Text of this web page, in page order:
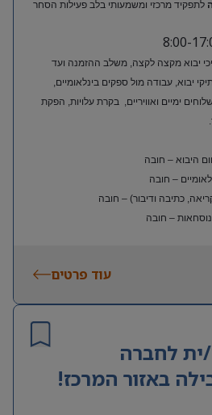
לתפקיד מרכזי ומשמעותי בלב פעילות הסחר
יבוא מקצה לקצה, משלב ההזמנה ועד
יבוא, עבודה מול ספקים בינלאומיים,
ימיים ואוויריים, בקרת עלויות, הפקת
היבוא – חובה
– חובה
כתיבה ודיבור) – חובה
עוד פרטים
ית לחברה
באזור המרכז!